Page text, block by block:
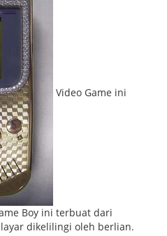
Video Game ini
Boy ini terbuat dari
dikelilingi oleh berlian.